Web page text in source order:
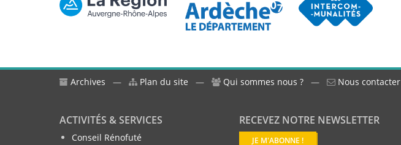
Archives — Plan du site — Qui sommes nous ? — Nous contacter
ACTIVITÉS & SERVICES
Conseil Rénofuté
RECEVEZ NOTRE NEWSLETTER
JE M'ABONNE !